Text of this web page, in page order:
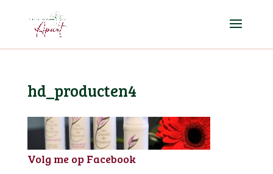
hd_producten4
Volg me op Facebook